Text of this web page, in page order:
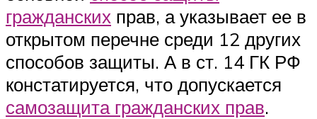
гражданских прав, а указывает ее в
открытом перечне среди 12 других
способов защиты. А в ст. 14 ГК РФ
констатируется, что допускается
самозащита гражданских прав.